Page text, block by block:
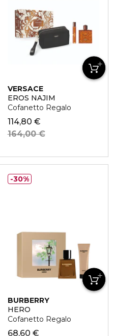
VERSACE
EROS NAJIM
Cofanetto Regalo
114,80 €
164,00 €
BURBERRY
HERO
Cofanetto Regalo
68,60 €
30%